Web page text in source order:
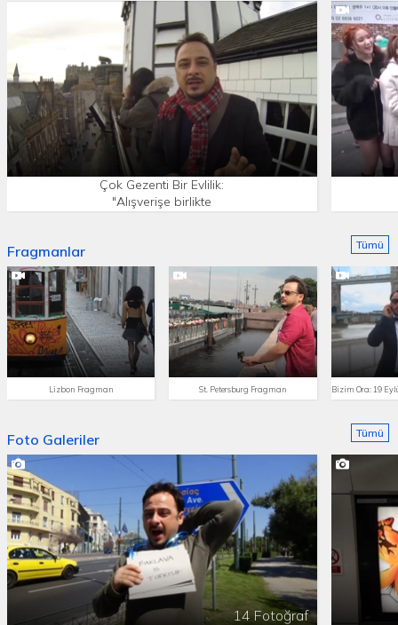
Çok Gezenti Bir Evlilik:
"Alışverişe birlikte
Fragmanlar
Lizbon Fragman St. Petersburg Fragman
Tümü
Foto Galeriler
14 Fotoğraf
Tümü